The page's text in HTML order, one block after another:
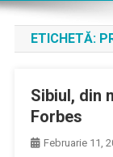
ETICHETĂ:
Sibiul, din
Forbes
Februarie 11,